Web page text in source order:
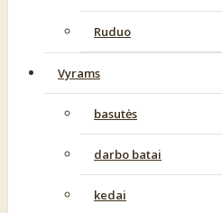
Ruduo
Vyrams
basutės
darbo batai
kedai